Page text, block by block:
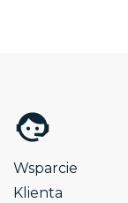
Wsparcie
Klienta